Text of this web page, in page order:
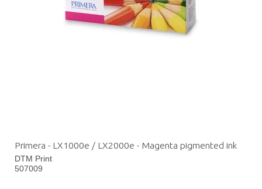
Primera - LX1000e / LX2000e - Magenta pigmented ink
DTM Print
507009